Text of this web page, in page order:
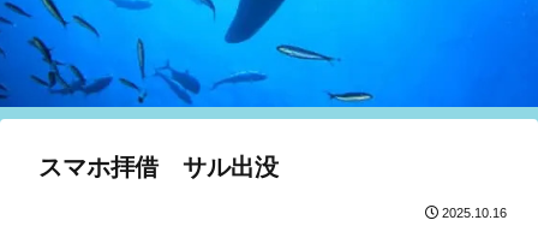
スマホ拝借 サル出没
2025.10.16